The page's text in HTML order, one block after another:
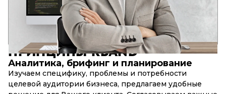
ПРИНЦИПЫRBAND
Аналитика, брифинг и планирование
Изучаем специфику, проблемы и потребности
целевой аудитории бизнеса, предлагаем удобные
17+ 90+
успешных web-проектов
10+
сложных web-сервисов